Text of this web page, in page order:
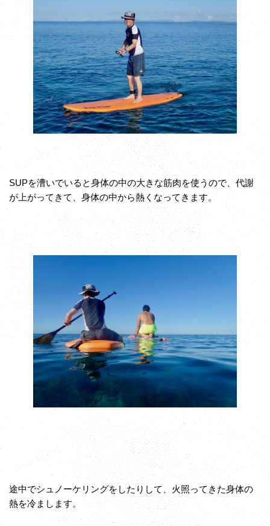
SUPを漕いでいると身体の中の大きな筋肉を使うので、代謝
が上がってきて、身体の中から熱くなってきます。
途中でシュノーケリングをしたりして、火照ってきた身体の
熱を冷まします。